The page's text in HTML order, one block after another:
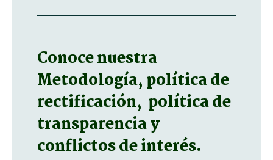
Conoce nuestra
Metodología, política de
rectificación, política de
transparencia y
conflictos de interés.